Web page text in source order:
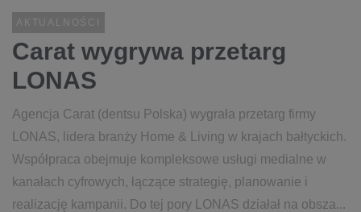
AKTUALNOŚCI
Carat wygrywa przetarg
LONAS
Agencja Carat (dentsu Polska) wygrała przetarg firmy
LONAS, lidera branży Home & Living w krajach bałtyckich.
Współpraca obejmuje kompleksowe usługi medialne w
kanałach cyfrowych, łączące strategię, planowanie i
realizację kampanii. Do tej pory LONAS działał na obsza...